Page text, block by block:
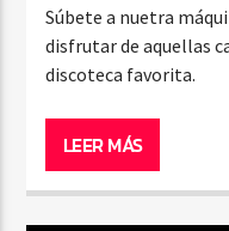
Súbete a nuetra
disfrutar de aquellas
discoteca favorita.
LEER MÁS